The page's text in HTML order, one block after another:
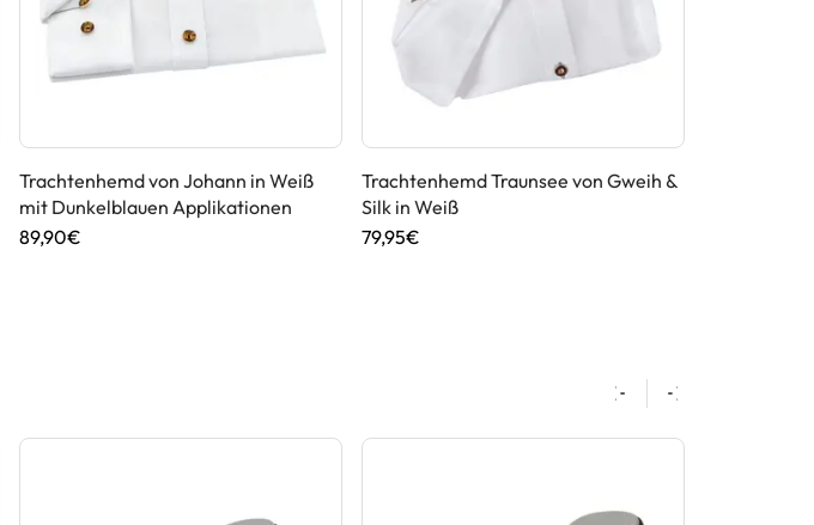
Trachtenhemd von Johann in Weiß
mit Dunkelblauen Applikationen
89,90€
Trachtenhemd Traunsee von Gweih &
Silk in Weiß
79,95€